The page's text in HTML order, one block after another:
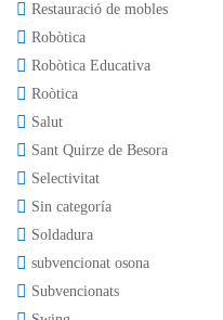
Restauració de mobles
Robòtica
Robòtica Educativa
Roòtica
Salut
Sant Quirze de Besora
Selectivitat
Sin categoría
Soldadura
subvencionat osona
Subvencionats